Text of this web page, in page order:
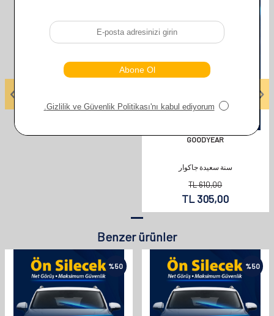
GOODYEAR
سنة سعيدة جاكوار
610,00
TL
305,00
TL
Benzer ürünler
%50
%50